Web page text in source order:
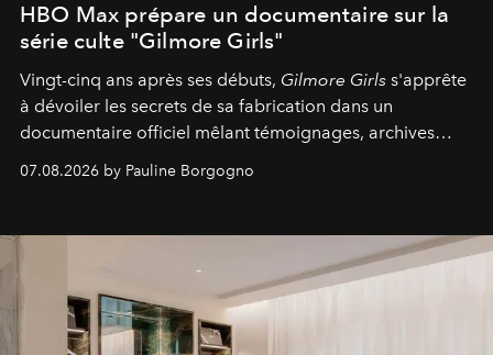
HBO Max prépare un documentaire sur la
série culte "Gilmore Girls"
Vingt-cinq ans après ses débuts, Gilmore Girls s'apprête
à dévoiler les secrets de sa fabrication dans un
documentaire officiel mêlant témoignages, archives
inédites et plongée dans les coulisses d'un phénomène
générationnel.
07.08.2026 by Pauline Borgogno